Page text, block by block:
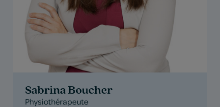
Sabrina Boucher
Physiothérapeute